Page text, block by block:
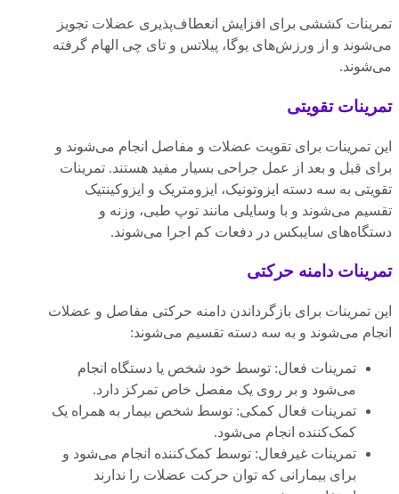
تمرینات کششی برای افزایش انعطاف‌پذیری عضلات تجویز
می‌شوند و از ورزش‌های یوگا، پیلاتس و تای چی الهام گرفته
می‌شوند.
تمرینات تقویتی
این تمرینات برای تقویت عضلات و مفاصل انجام می‌شوند و
برای قبل و بعد از عمل جراحی بسیار مفید هستند. تمرینات
تقویتی به سه دسته ایزوتونیک، ایزومتریک و ایزوکینتیک
تقسیم می‌شوند و با وسایلی مانند توپ طبی، وزنه و
دستگاه‌های سایبکس در دفعات کم اجرا می‌شوند.
تمرینات دامنه حرکتی
این تمرینات برای بازگرداندن دامنه حرکتی مفاصل و عضلات
انجام می‌شوند و به سه دسته تقسیم می‌شوند:
تمرینات فعال: توسط خود شخص یا دستگاه انجام
می‌شود و بر روی یک مفصل خاص تمرکز دارد.
تمرینات فعال کمکی: توسط شخص بیمار به همراه یک
کمک‌کننده انجام می‌شود.
تمرینات غیرفعال: توسط کمک‌کننده انجام می‌شود و
برای بیمارانی که توان حرکت عضلات را ندارند